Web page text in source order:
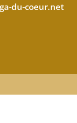
du-coeur.net